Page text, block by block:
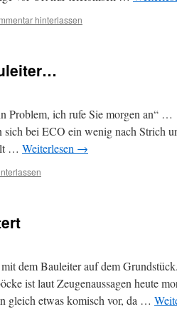
hinterlassen
Problem, ich rufe Sie morgen an“ …
bei ECO ein wenig nach Strich
… Weiterlesen →
dem Bauleiter auf dem
ist laut Zeugenaussagen heute
gleich etwas komisch vor, da …